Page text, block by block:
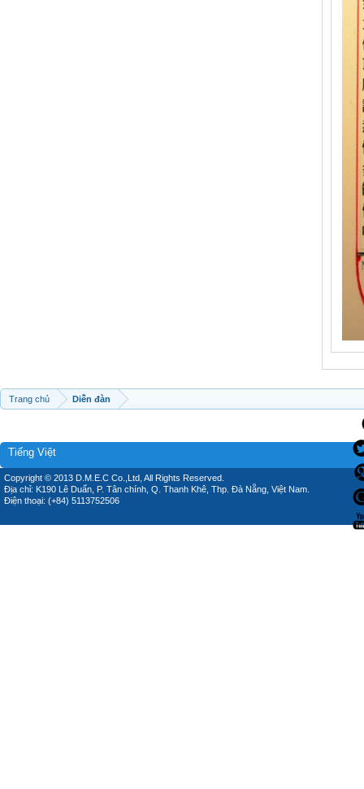
Trang chủ Diễn đàn
Tiếng Việt
Copyright © 2013 D.M.E.C Co.,Ltd, All Rights Reserved.
Địa chỉ: K190 Lê Duẩn, P. Tân chính, Q. Thanh Khê, Thp. Đà Nẵng, Việt Nam.
Điện thoại: (+84) 5113752506